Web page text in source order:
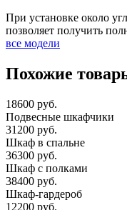
При установке около
позволяет получить
все модели
Похожие
18600 руб.
Подвесные шкафчики
31200 руб.
Шкаф в спальне
36300 руб.
Шкаф с полками
38400 руб.
Шкаф-гардероб
12200 руб.